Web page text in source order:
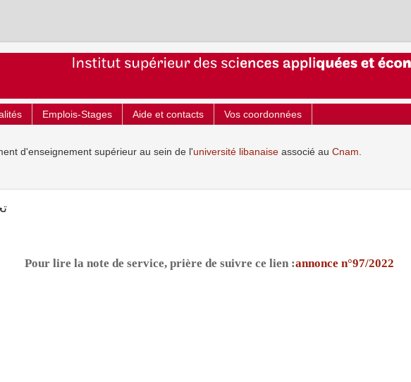
Emplois-Stages Aide et contacts Vos coordonnées
d'enseignement supérieur au sein de l'université libanaise associé au Cnam
Pour lire la note de service, prière de suivre ce lien :annonce n°97/2022